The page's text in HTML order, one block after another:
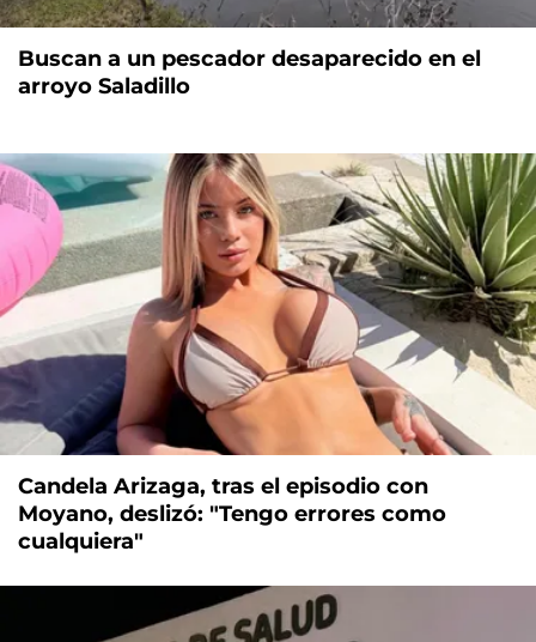
Buscan a un pescador desaparecido en el
arroyo Saladillo
Candela Arizaga, tras el episodio con
Moyano, deslizó: "Tengo errores como
cualquiera"